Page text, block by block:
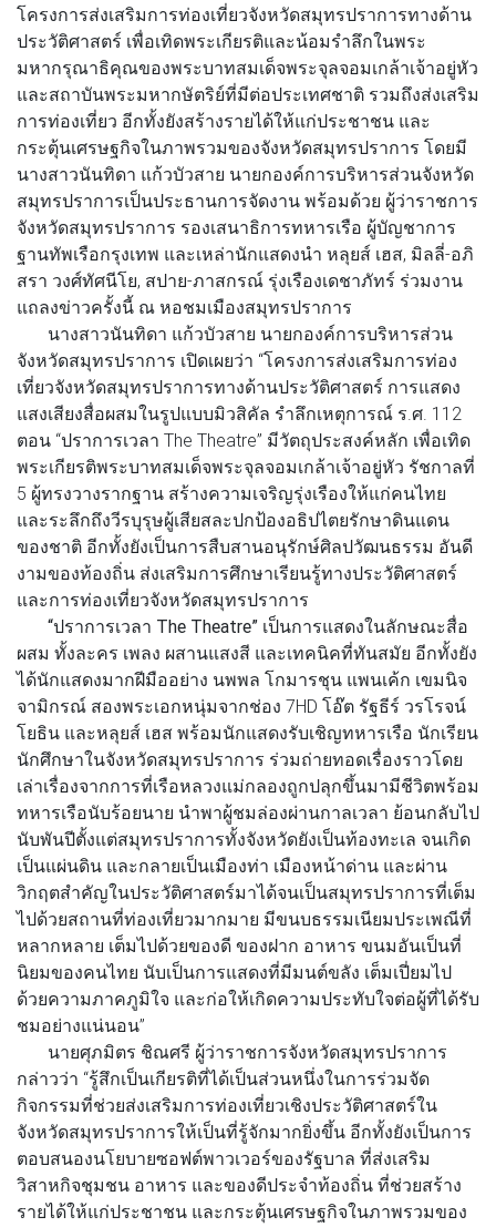
โครงการส่งเสริมการท่องเที่ยวจังหวัดสมุทรปราการทางด้าน
ประวัติศาสตร์ เพื่อเทิดพระเกียรติและน้อมรำลึกในพระ
มหากรุณาธิคุณของพระบาทสมเด็จพระจุลจอมเกล้าเจ้าอยู่หัว
และสถาบันพระมหากษัตริย์ที่มีต่อประเทศชาติ รวมถึงส่งเสริม
การท่องเที่ยว อีกทั้งยังสร้างรายได้ให้แก่ประชาชน และ
กระตุ้นเศรษฐกิจในภาพรวมของจังหวัดสมุทรปราการ โดยมี
นางสาวนันทิดา แก้วบัวสาย นายกองค์การบริหารส่วนจังหวัด
สมุทรปราการเป็นประธานการจัดงาน พร้อมด้วย ผู้ว่าราชการ
จังหวัดสมุทรปราการ รองเสนาธิการทหารเรือ ผู้บัญชาการ
ฐานทัพเรือกรุงเทพ และเหล่านักแสดงนำ หลุยส์ เฮส, มิลลี่-อภิ
สรา วงศ์ทัศนีโย, สปาย-ภาสกรณ์ รุ่งเรืองเดชาภัทร์ ร่วมงาน
แถลงข่าวครั้งนี้ ณ หอชมเมืองสมุทรปราการ
นางสาวนันทิดา แก้วบัวสาย นายกองค์การบริหารส่วน
จังหวัดสมุทรปราการ เปิดเผยว่า “โครงการส่งเสริมการท่อง
เที่ยวจังหวัดสมุทรปราการทางด้านประวัติศาสตร์ การแสดง
แสงเสียงสื่อผสมในรูปแบบมิวสิคัล รำลึกเหตุการณ์ ร.ศ. 112
ตอน “ปราการเวลา The Theatre” มีวัตถุประสงค์หลัก เพื่อเทิด
พระเกียรติพระบาทสมเด็จพระจุลจอมเกล้าเจ้าอยู่หัว รัชกาลที่
5 ผู้ทรงวางรากฐาน สร้างความเจริญรุ่งเรืองให้แก่คนไทย
และระลึกถึงวีรบุรุษผู้เสียสละปกป้องอธิปไตยรักษาดินแดน
ของชาติ อีกทั้งยังเป็นการสืบสานอนุรักษ์ศิลปวัฒนธรรม อันดี
งามของท้องถิ่น ส่งเสริมการศึกษาเรียนรู้ทางประวัติศาสตร์
และการท่องเที่ยวจังหวัดสมุทรปราการ
“ปราการเวลา The Theatre” เป็นการแสดงในลักษณะสื่อ
ผสม ทั้งละคร เพลง ผสานแสงสี และเทคนิคที่ทันสมัย อีกทั้งยัง
ได้นักแสดงมากฝีมืออย่าง นพพล โกมารชุน แพนเค้ก เขมนิจ
จามิกรณ์ สองพระเอกหนุ่มจากช่อง 7HD โอ๊ต รัฐธีร์ วรโรจน์
โยธิน และหลุยส์ เฮส พร้อมนักแสดงรับเชิญทหารเรือ นักเรียน
นักศึกษาในจังหวัดสมุทรปราการ ร่วมถ่ายทอดเรื่องราวโดย
เล่าเรื่องจากการที่เรือหลวงแม่กลองถูกปลุกขึ้นมามีชีวิตพร้อม
ทหารเรือนับร้อยนาย นำพาผู้ชมล่องผ่านกาลเวลา ย้อนกลับไป
นับพันปีตั้งแต่สมุทรปราการทั้งจังหวัดยังเป็นท้องทะเล จนเกิด
เป็นแผ่นดิน และกลายเป็นเมืองท่า เมืองหน้าด่าน และผ่าน
วิกฤตสำคัญในประวัติศาสตร์มาได้จนเป็นสมุทรปราการที่เต็ม
ไปด้วยสถานที่ท่องเที่ยวมากมาย มีขนบธรรมเนียมประเพณีที่
หลากหลาย เต็มไปด้วยของดี ของฝาก อาหาร ขนมอันเป็นที่
นิยมของคนไทย นับเป็นการแสดงที่มีมนต์ขลัง เต็มเปี่ยมไป
ด้วยความภาคภูมิใจ และก่อให้เกิดความประทับใจต่อผู้ที่ได้รับ
ชมอย่างแน่นอน”
นายศุภมิตร ชิณศรี ผู้ว่าราชการจังหวัดสมุทรปราการ
กล่าวว่า “รู้สึกเป็นเกียรติที่ได้เป็นส่วนหนึ่งในการร่วมจัด
กิจกรรมที่ช่วยส่งเสริมการท่องเที่ยวเชิงประวัติศาสตร์ใน
จังหวัดสมุทรปราการให้เป็นที่รู้จักมากยิ่งขึ้น อีกทั้งยังเป็นการ
ตอบสนองนโยบายซอฟต์พาวเวอร์ของรัฐบาล ที่ส่งเสริม
วิสาหกิจชุมชน อาหาร และของดีประจำท้องถิ่น ที่ช่วยสร้าง
รายได้ให้แก่ประชาชน และกระตุ้นเศรษฐกิจในภาพรวมของ